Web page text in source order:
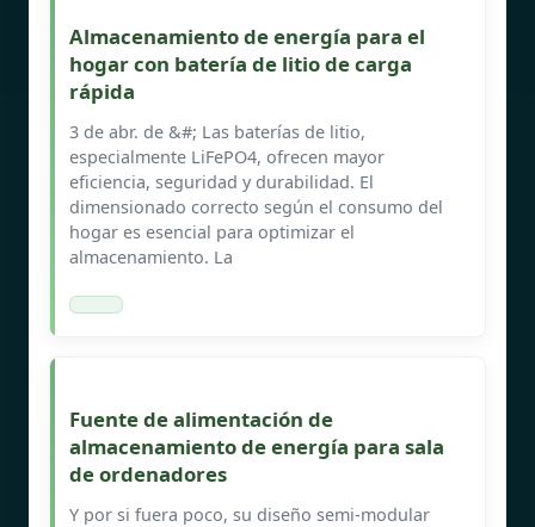
Almacenamiento de energía para el
hogar con batería de litio de carga
rápida
3 de abr. de &#; Las baterías de litio,
especialmente LiFePO4, ofrecen mayor
eficiencia, seguridad y durabilidad. El
dimensionado correcto según el consumo del
hogar es esencial para optimizar el
almacenamiento. La
Fuente de alimentación de
almacenamiento de energía para sala
de ordenadores
Y por si fuera poco, su diseño semi-modular